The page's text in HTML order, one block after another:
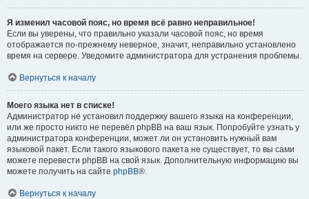
Я изменил часовой пояс, но время всё равно неправильное!
Если вы уверены, что правильно указали часовой пояс, но время
отображается по-прежнему неверное, значит, неправильно установлено
время на сервере. Уведомите администратора для устранения проблемы.
Вернуться к началу
Моего языка нет в списке!
Администратор не установил поддержку вашего языка на конференции,
или же просто никто не перевёл phpBB на ваш язык. Попробуйте узнать у
администратора конференции, может ли он установить нужный вам
языковой пакет. Если такого языкового пакета не существует, то вы сами
можете перевести phpBB на свой язык. Дополнительную информацию вы
можете получить на сайте phpBB®.
Вернуться к началу